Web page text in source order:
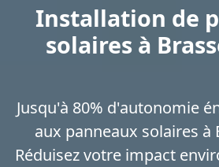
Installation de
solaires à
Jusqu'à 80% d'autonomie
aux panneaux solaires à
Réduisez votre impact